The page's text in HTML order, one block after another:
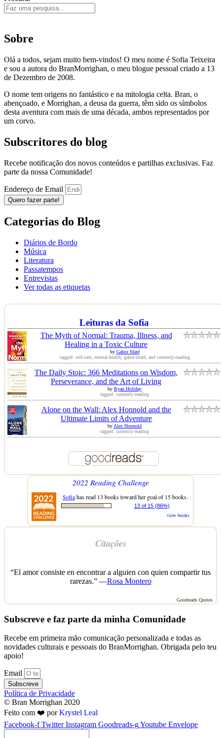
Sobre
Olá a todos, sejam muito bem-vindos! O meu nome é Sofia Teixeira
e sou a autora do BranMorrighan, o meu blogue pessoal criado a 13
de Dezembro de 2008.
O nome tem origens no fantástico e na mitologia celta. Bran, o
abençoado, e Morrighan, a deusa da guerra, têm sido os símbolos
desta aventura com mais de uma década, ambos representados por
um corvo.
Subscritores do blog
Recebe notificação dos novos conteúdos e partilhas exclusivas. Faz
parte da nossa Comunidade!
Endereço de Email
Quero fazer parte!
Categorias do Blog
Diários de Bordo
Música
Literatura
Passatempos
Entrevistas
Ver todas as etiquetas
Leituras da Sofia
The Myth of Normal: Trauma, Illness, and
Healing in a Toxic Culture
by Gabor Maté
tagged: self-care, mental-health, gabor-maté, and currently-reading
The Daily Stoic: 366 Meditations on Wisdom,
Perseverance, and the Art of Living
by Ryan Holiday
tagged: currently-reading
Alone on the Wall: Alex Honnold and the
Ultimate Limits of Adventure
byAlex Honnold
tagged: currently-reading
2022 Reading Challenge
Sofiahas read 13 books toward her goal of 15 books.
13 of 15 (86%)
view books
Citações
“El amor consiste en encontrar a alguien con quien compartir tus
rarezas.” —Rosa Montero
Goodreads Quotes
Subscreve e faz parte da minha Comunidade
Recebe em primeira mão comunicação personalizada e todas as
novidades culturais e pessoais do BranMorrighan. Obrigada pelo teu
apoio!
Email
Subscreve
Política de Privacidade
© Bran Morrighan 2020
Feito com ❤️ porKrystel Leal
Facebook-f Twitter Instagram Goodreads-gYoutube Envelope